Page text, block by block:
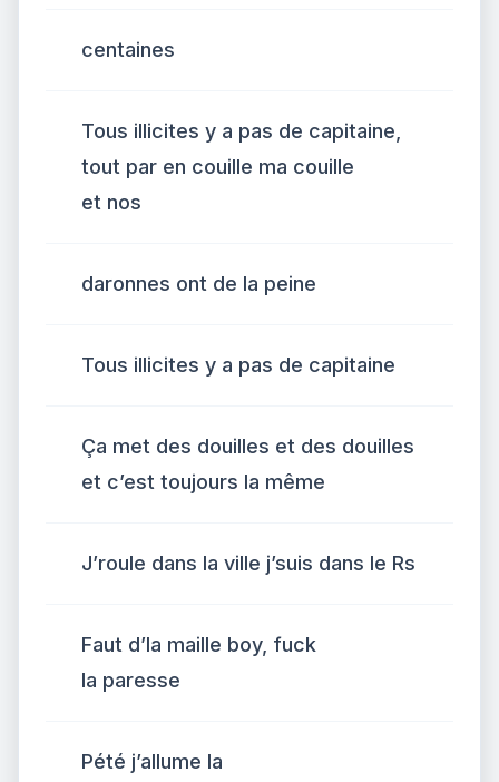
centaines
Tous illicites y a pas de capitaine,
tout par en couille ma couille
et nos
daronnes ont de la peine
Tous illicites y a pas de capitaine
Ça met des douilles et des douilles
et c’est toujours la même
J’roule dans la ville j’suis dans le Rs
Faut d’la maille boy, fuck
la paresse
Pété j’allume la